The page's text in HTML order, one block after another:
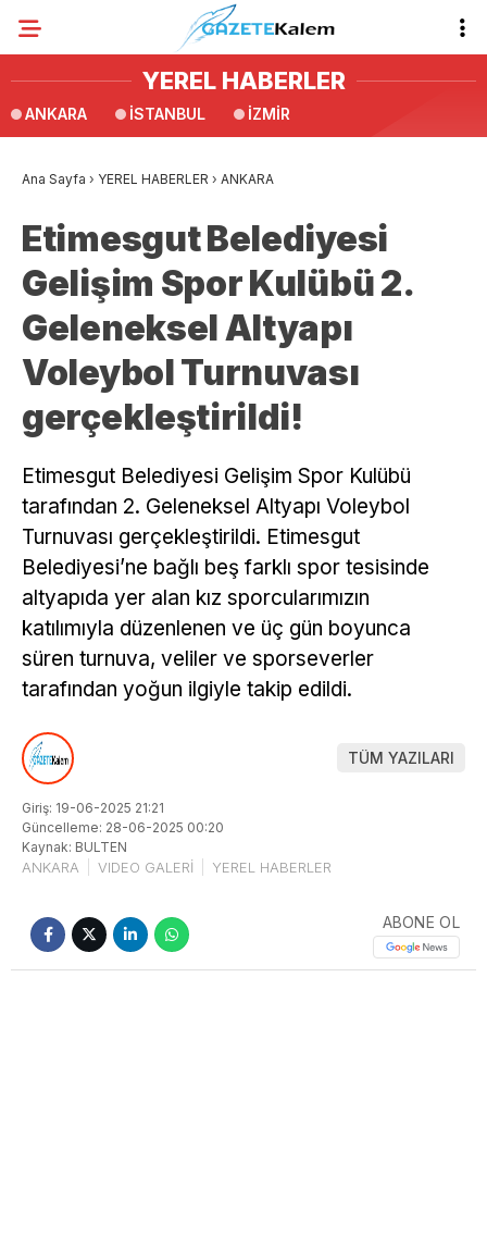
YEREL HABERLER
ANKARA İSTANBUL İZMİR
Ana Sayfa › YEREL HABERLER › ANKARA
Etimesgut Belediyesi
Gelişim Spor Kulübü 2.
Geleneksel Altyapı
Voleybol Turnuvası
gerçekleştirildi!
Etimesgut Belediyesi Gelişim Spor Kulübü
tarafından 2. Geleneksel Altyapı Voleybol
Turnuvası gerçekleştirildi. Etimesgut
Belediyesi’ne bağlı beş farklı spor tesisinde
altyapıda yer alan kız sporcularımızın
katılımıyla düzenlenen ve üç gün boyunca
süren turnuva, veliler ve sporseverler
tarafından yoğun ilgiyle takip edildi.
TÜM YAZILARI
Giriş: 19-06-2025 21:21
Güncelleme: 28-06-2025 00:20
Kaynak: BULTEN
ANKARA VIDEO GALERİ YEREL HABERLER
ABONE OL